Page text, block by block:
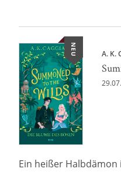
NEU A. K.
Ein heißer